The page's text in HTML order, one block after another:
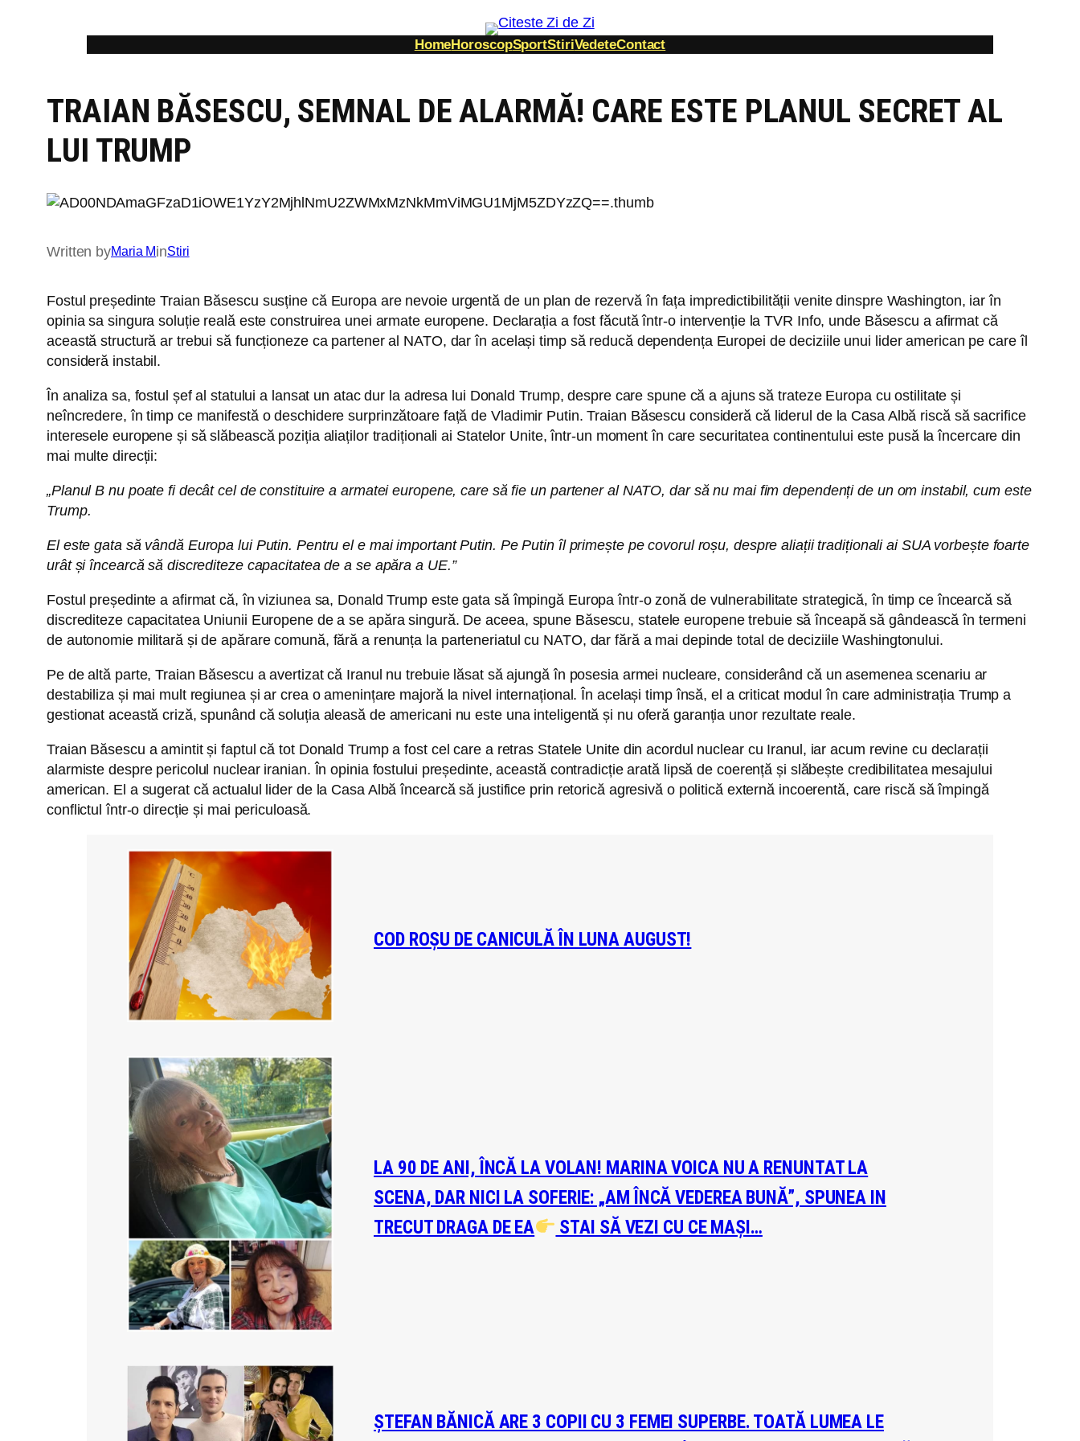
HomeHoroscopSportStiriVedeteContact
TRAIAN BĂSESCU, SEMNAL DE ALARMĂ! CARE ESTE PLANUL SECRET AL
LUI TRUMP
Written byMaria MinStiri
Fostul președinte Traian Băsescu susține că Europa are nevoie urgentă de un plan de rezervă în fața impredictibilității venite dinspre Washington, iar în
opinia sa singura soluție reală este construirea unei armate europene. Declarația a fost făcută într-o intervenție la TVR Info, unde Băsescu a afirmat că
această structură ar trebui să funcționeze ca partener al NATO, dar în același timp să reducă dependența Europei de deciziile unui lider american pe care îl
consideră instabil.
În analiza sa, fostul șef al statului a lansat un atac dur la adresa lui Donald Trump, despre care spune că a ajuns să trateze Europa cu ostilitate și
neîncredere, în timp ce manifestă o deschidere surprinzătoare față de Vladimir Putin. Traian Băsescu consideră că liderul de la Casa Albă riscă să sacrifice
interesele europene și să slăbească poziția aliaților tradiționali ai Statelor Unite, într-un moment în care securitatea continentului este pusă la încercare din
mai multe direcții:
„Planul B nu poate fi decât cel de constituire a armatei europene, care să fie un partener al NATO, dar să nu mai fim dependenți de un om instabil, cum este
Trump.
El este gata să vândă Europa lui Putin. Pentru el e mai important Putin. Pe Putin îl primește pe covorul roșu, despre aliații tradiționali ai SUA vorbește foarte
urât și încearcă să discrediteze capacitatea de a se apăra a UE.”
Fostul președinte a afirmat că, în viziunea sa, Donald Trump este gata să împingă Europa într-o zonă de vulnerabilitate strategică, în timp ce încearcă să
discrediteze capacitatea Uniunii Europene de a se apăra singură. De aceea, spune Băsescu, statele europene trebuie să înceapă să gândească în termeni
de autonomie militară și de apărare comună, fără a renunța la parteneriatul cu NATO, dar fără a mai depinde total de deciziile Washingtonului.
Pe de altă parte, Traian Băsescu a avertizat că Iranul nu trebuie lăsat să ajungă în posesia armei nucleare, considerând că un asemenea scenariu ar
destabiliza și mai mult regiunea și ar crea o amenințare majoră la nivel internațional. În același timp însă, el a criticat modul în care administrația Trump a
gestionat această criză, spunând că soluția aleasă de americani nu este una inteligentă și nu oferă garanția unor rezultate reale.
Traian Băsescu a amintit și faptul că tot Donald Trump a fost cel care a retras Statele Unite din acordul nuclear cu Iranul, iar acum revine cu declarații
alarmiste despre pericolul nuclear iranian. În opinia fostului președinte, această contradicție arată lipsă de coerență și slăbește credibilitatea mesajului
american. El a sugerat că actualul lider de la Casa Albă încearcă să justifice prin retorică agresivă o politică externă incoerentă, care riscă să împingă
conflictul într-o direcție și mai periculoasă.
COD ROȘU DE CANICULĂ ÎN LUNA AUGUST!
LA 90 DE ANI, ÎNCĂ LA VOLAN! MARINA VOICA NU A RENUNTAT LA
SCENA, DAR NICI LA SOFERIE: „AM ÎNCĂ VEDEREA BUNĂ”, SPUNEA IN
TRECUT DRAGA DE EA
STAI SĂ VEZI CU CE MAȘI…
ȘTEFAN BĂNICĂ ARE 3 COPII CU 3 FEMEI SUPERBE. TOATĂ LUMEA LE